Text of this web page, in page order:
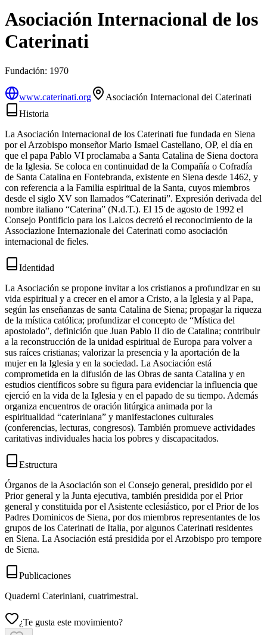
Asociación Internacional de los
Caterinati
Fundación: 1970
www.caterinati.org
Asociación Internacional dei Caterinati
Historia
La Asociación Internacional de los Caterinati fue fundada en Siena
por el Arzobispo monseñor Mario Ismael Castellano, OP, el día en
que el papa Pablo VI proclamaba a Santa Catalina de Siena doctora
de la Iglesia. Se coloca en continuidad de la Compañía o Cofradía
de Santa Catalina en Fontebranda, existente en Siena desde 1462, y
con referencia a la Familia espiritual de la Santa, cuyos miembros
desde el siglo XV son llamados “Caterinati”. Expresión derivada del
nombre italiano “Caterina” (N.d.T.). El 15 de agosto de 1992 el
Consejo Pontificio para los Laicos decretó el reconocimiento de la
Associazione Internazionale dei Caterinati como asociación
internacional de fieles.
Identidad
La Asociación se propone invitar a los cristianos a profundizar en su
vida espiritual y a crecer en el amor a Cristo, a la Iglesia y al Papa,
según las enseñanzas de santa Catalina de Siena; propagar la riqueza
de la mística católica; profundizar el concepto de “Mística del
apostolado”, definición que Juan Pablo II dio de Catalina; contribuir
a la reconstrucción de la unidad espiritual de Europa para volver a
sus raíces cristianas; valorizar la presencia y la aportación de la
mujer en la Iglesia y en la sociedad. La Asociación está
comprometida en la difusión de las Obras de santa Catalina y en
estudios científicos sobre su figura para evidenciar la influencia que
ejerció en la vida de la Iglesia y en el papado de su tiempo. Además
organiza encuentros de oración litúrgica animada por la
espiritualidad “cateriniana” y manifestaciones culturales
(conferencias, lecturas, congresos). También promueve actividades
caritativas individuales hacia los pobres y discapacitados.
Estructura
Órganos de la Asociación son el Consejo general, presidido por el
Prior general y la Junta ejecutiva, también presidida por el Prior
general y constituida por el Asistente eclesiástico, por el Prior de los
Padres Dominicos de Siena, por dos miembros representantes de los
grupos de los Caterinati de Italia, por algunos Caterinati residentes
en Siena. La Asociación está presidida por el Arzobispo pro tempore
de Siena.
Publicaciones
Quaderni Cateriniani, cuatrimestral.
¿Te gusta este movimiento?